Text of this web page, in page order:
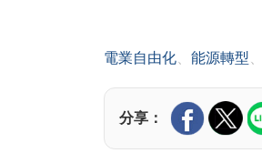
電業自由化 能源轉型
分享：